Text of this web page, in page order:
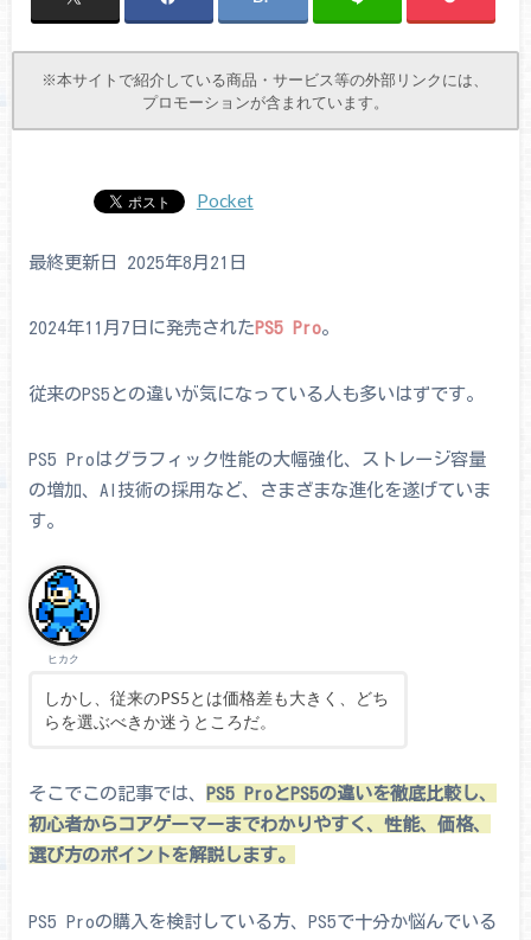
※本サイトで紹介している商品・サービス等の外部リンクには、
プロモーションが含まれています。
Pocket
最終更新日 2025年8月21日
2024年11月7日に発売されたPS5 Pro。
従来のPS5との違いが気になっている人も多いはずです。
PS5 Proはグラフィック性能の大幅強化、ストレージ容量
の増加、AI技術の採用など、さまざまな進化を遂げていま
す。
ヒカク
しかし、従来のPS5とは価格差も大きく、どち
らを選ぶべきか迷うところだ。
そこでこの記事では、 PS5 ProとPS5の違いを徹底比較し、
初心者からコアゲーマーまでわかりやすく、性能、価格、
選び方のポイントを解説します。
PS5 Proの購入を検討している方、PS5で十分か悩んでいる